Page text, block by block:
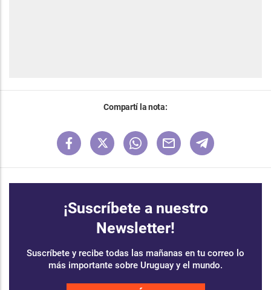
Compartí la nota:
¡Suscríbete a nuestro
Newsletter!
Suscríbete y recibe todas las mañanas en tu correo lo
más importante sobre Uruguay y el mundo.